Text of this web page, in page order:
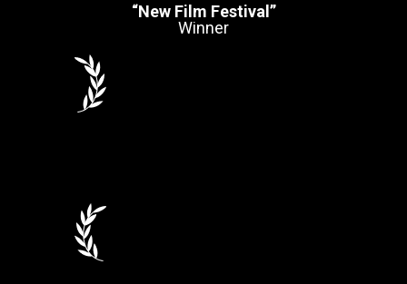
“New Film Festival”
Winner